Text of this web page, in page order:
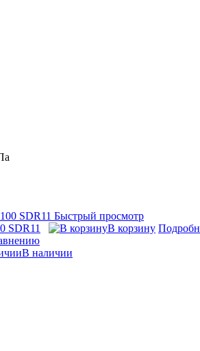
Быстрый просмотр
SDR11
В корзину
В наличии